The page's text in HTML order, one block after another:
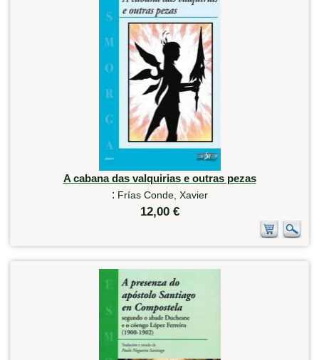
A cabana das valquirias e outras pezas
: Frías Conde, Xavier
12,00 €